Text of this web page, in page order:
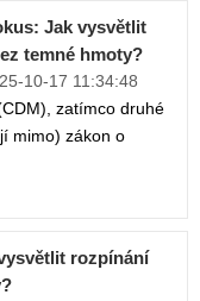
Jak vysvětlit
temné hmoty?
10-17 11:34:48
zatímco druhé
mimo) zákon o
rozpínání